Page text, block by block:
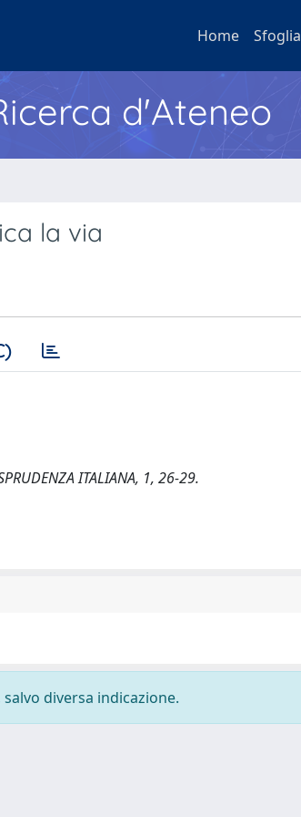
Home Sfoglia
d'Ateneo
la via
ITALIANA, 1, 26-29.
diversa indicazione.